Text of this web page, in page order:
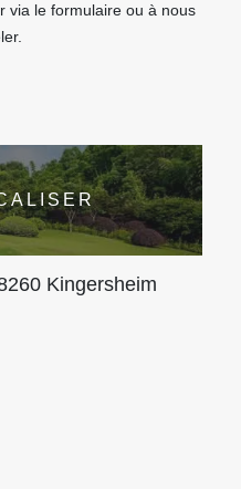
via le formulaire ou à nous
Kingersheim